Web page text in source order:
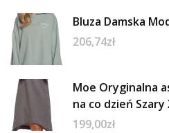
Bluza Damska
206,74zł
Moe Oryginalna
na co dzień Szary
199,00zł